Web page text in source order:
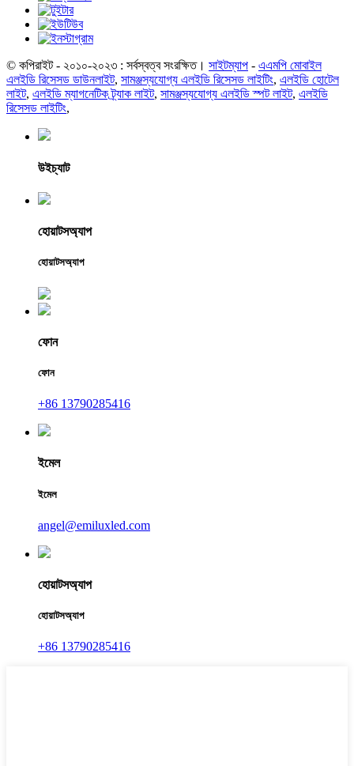
© কপিরাইট - ২০১০-২০২৩ : সর্বস্বত্ব সংরক্ষিত। সাইটম্যাপ - এএমপি মোবাইল
এলইডি রিসেসড ডাউনলাইট, সামঞ্জস্যযোগ্য এলইডি রিসেসড লাইটিং, এলইডি হোটেল
লাইট, এলইডি ম্যাগনেটিক ট্র্যাক লাইট, সামঞ্জস্যযোগ্য এলইডি স্পট লাইট, এলইডি
রিসেসড লাইটিং,
উইচ্যাট
হোয়াটসঅ্যাপ
হোয়াটসঅ্যাপ
ফোন
ফোন
+86 13790285416
ইমেল
ইমেল
angel@emiluxled.com
হোয়াটসঅ্যাপ
হোয়াটসঅ্যাপ
+86 13790285416